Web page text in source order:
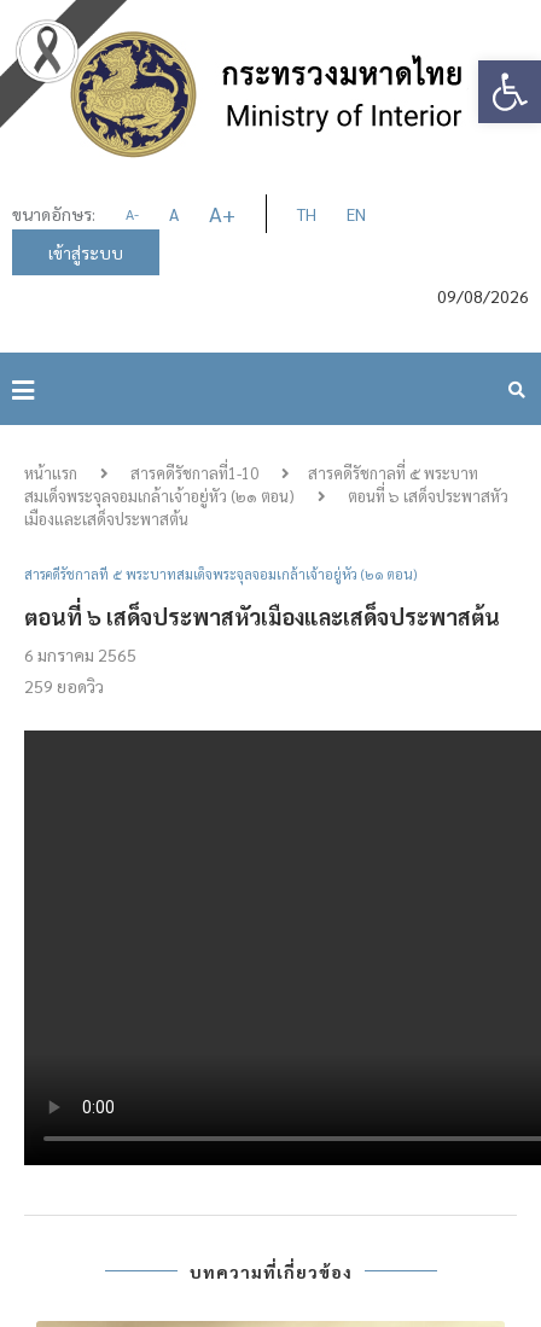
ขนาดอักษร: A- A A+ TH
EN
เข้าสู่ระบบ
09/08/2026
หน้าแรก สารคดีรัชกาลที่1-10
สารคดีรัชกาลที่ ๕ พระบาท
สมเด็จพระจุลจอมเกล้าเจ้าอยู่หัว (๒๑ ตอน)
ตอนที่ ๖ เสด็จประพาสหัว
เมืองและเสด็จประพาสต้น
สารคดีรัชกาลที่ ๕ พระบาทสมเด็จพระจุลจอมเกล้าเจ้าอยู่หัว (๒๑ ตอน)
ตอนที่ ๖ เสด็จประพาสหัวเมืองและเสด็จประพาสต้น
6 มกราคม 2565
259 ยอดวิว
บทความที่เกี่ยวข้อง